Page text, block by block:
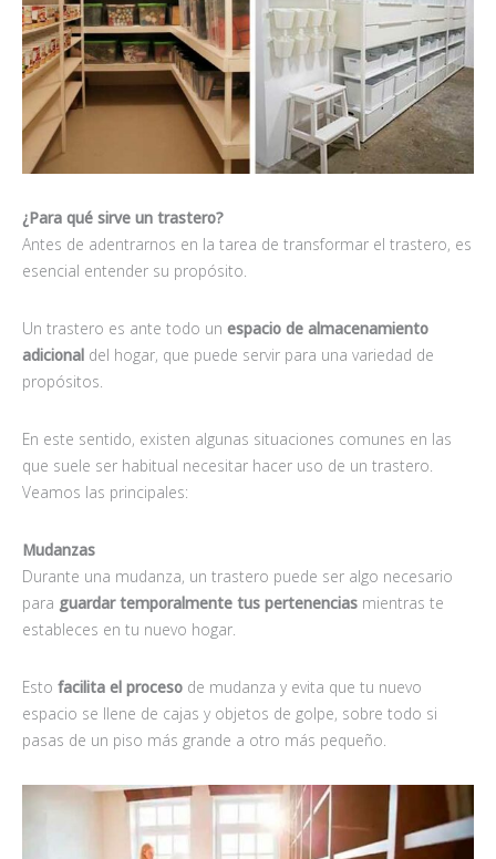
¿Para qué sirve un trastero?
Antes de adentrarnos en la tarea de transformar el trastero, es
esencial entender su propósito.
Un trastero es ante todo un espacio de almacenamiento
adicional del hogar, que puede servir para una variedad de
propósitos.
En este sentido, existen algunas situaciones comunes en las
que suele ser habitual necesitar hacer uso de un trastero.
Veamos las principales:
Mudanzas
Durante una mudanza, un trastero puede ser algo necesario
para guardar temporalmente tus pertenencias mientras te
estableces en tu nuevo hogar.
Esto facilita el proceso de mudanza y evita que tu nuevo
espacio se llene de cajas y objetos de golpe, sobre todo si
pasas de un piso más grande a otro más pequeño.